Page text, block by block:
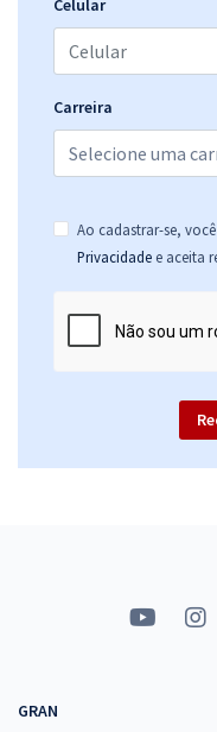
TRF 5ª Região -
Celular
Carreira
Ao cadastrar-se,
Privacidade e aceita
GRAN